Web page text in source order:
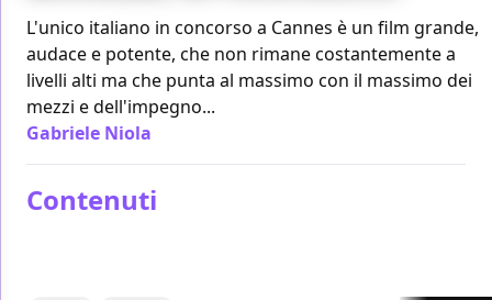
L'unico italiano in concorso a Cannes è un film grande,
audace e potente, che non rimane costantemente a
livelli alti ma che punta al massimo con il massimo dei
mezzi e dell'impegno...
Gabriele Niola
Contenuti